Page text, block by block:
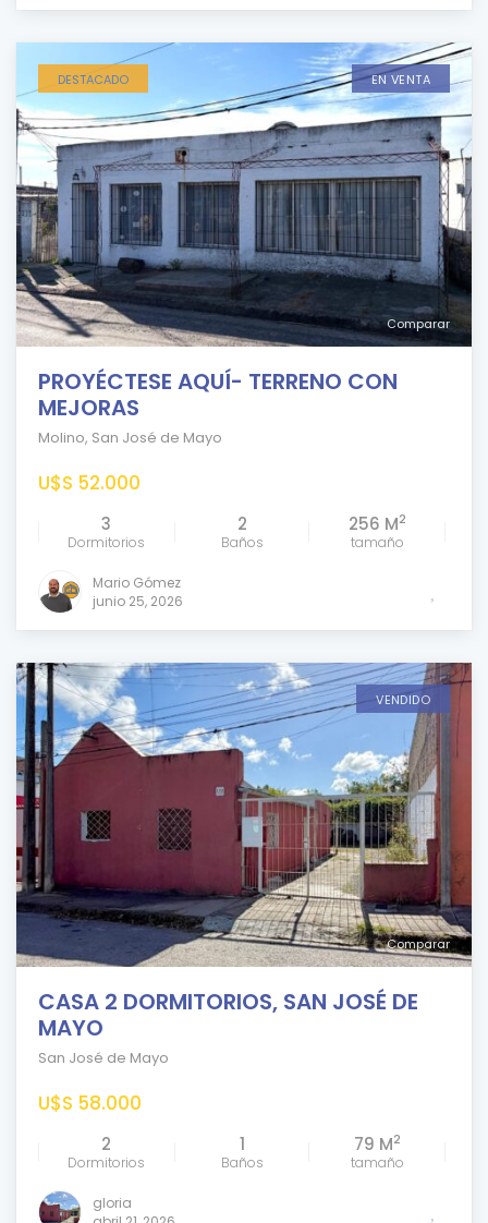
Comparar
DESTACADO EN VENTA
PROYÉCTESE AQUÍ- TERRENO CON
MEJORAS
Molino, San José de Mayo
U$S 52.000
3
Dormitorios
2
Baños
256 M2
tamaño
Mario Gómez
junio 25, 2026
Comparar
VENDIDO
CASA 2 DORMITORIOS, SAN JOSÉ DE
MAYO
San José de Mayo
U$S 58.000
2
Dormitorios
1
Baños
79 M2
tamaño
gloria